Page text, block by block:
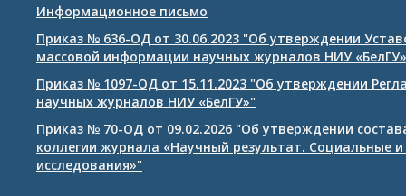
Информационное письмо
Приказ № 636-ОД от 30.06.2023 "Об утверждении
массовой информации научных журналов НИУ «БелГУ»
Приказ № 1097-ОД от 15.11.2023 "Об утверждении
научных журналов НИУ «БелГУ»"
Приказ № 70-ОД от 09.02.2026 "Об утверждении
коллегии журнала «Научный результат. Социальные
исследования»"